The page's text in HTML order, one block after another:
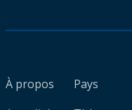
À propos
Pays